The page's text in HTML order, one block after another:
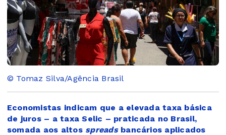
© Tomaz Silva/Agência Brasil
Economistas indicam que a elevada taxa básica
de juros – a taxa Selic – praticada no Brasil,
somada aos altos spreadsbancários aplicados